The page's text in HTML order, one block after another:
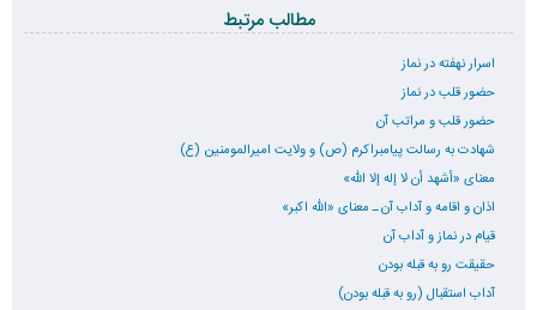
مطالب مرتبط
اسرار نهفته در نماز
حضور قلب در نماز
حضور قلب و مراتب آن
شهادت به رسالت پیامبراکرم (ص) و ولایت امیرالمومنین (ع)
معنای «أشهد أن لا إله إلا الله»
اذان و اقامه و آداب آن ـ معنای «الله اکبر»
قیام در نماز و آداب آن
حقیقت رو به قبله بودن
آداب استقبال (رو به قبله بودن)